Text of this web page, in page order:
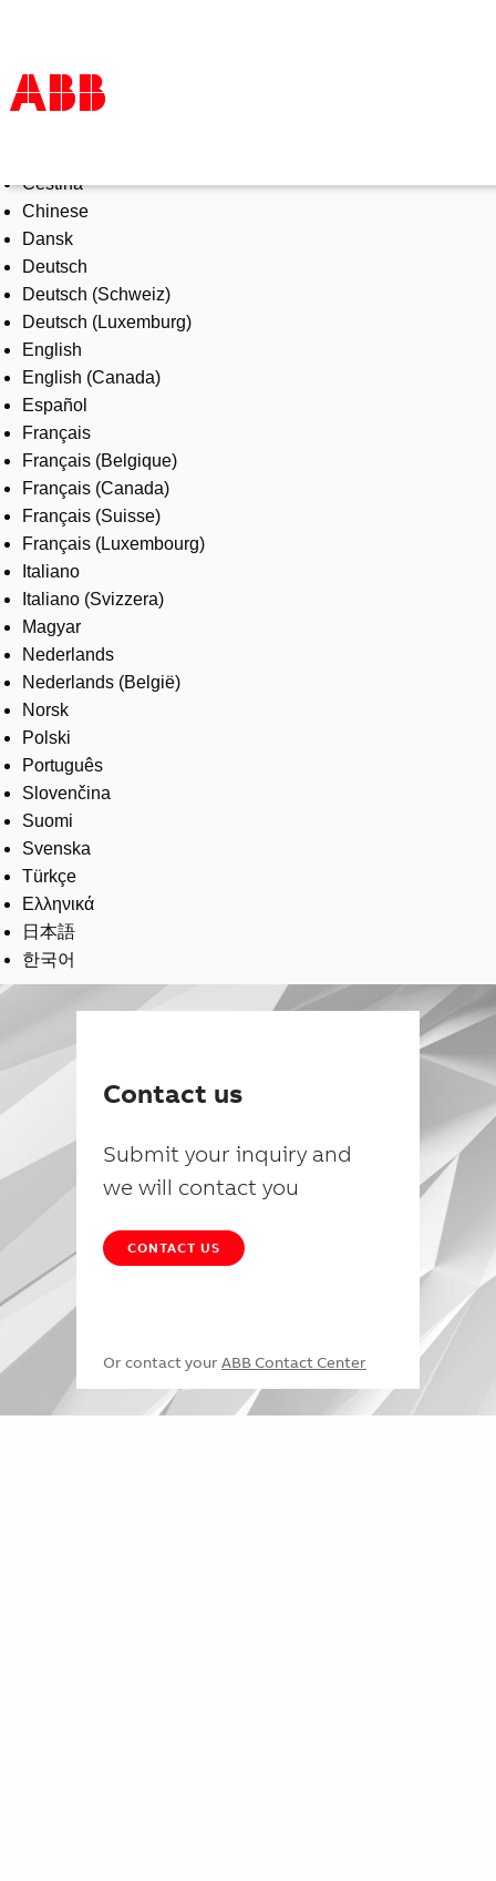
Products & Solutions
Industries
Services
About us
Where to buy
Contact us
Careers
Čeština
Chinese
Dansk
Deutsch
Deutsch (Schweiz)
Deutsch (Luxemburg)
English
English (Canada)
Español
Français
Français (Belgique)
Français (Canada)
Français (Suisse)
Français (Luxembourg)
Italiano
Italiano (Svizzera)
Magyar
Nederlands
Nederlands (België)
Norsk
Polski
Português
Slovenčina
Suomi
Svenska
Türkçe
Ελληνικά
日本語
한국어
Contact us
Submit your inquiry and
we will contact you
CONTACT US
Or contact your ABB Contact Center